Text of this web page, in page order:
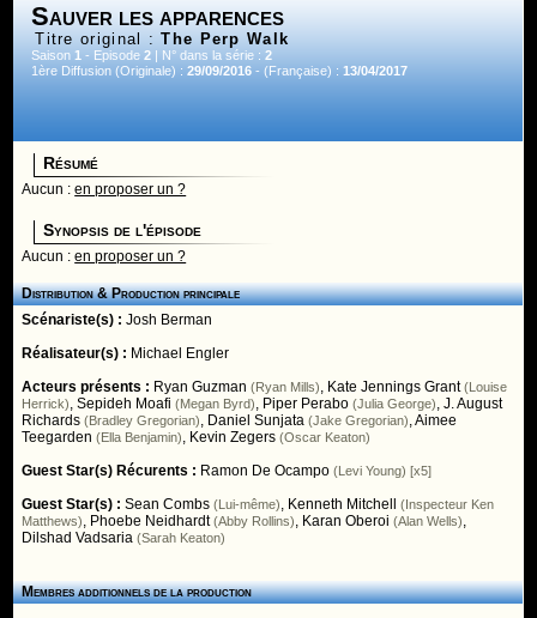
Sauver les apparences
Titre original :The Perp Walk
Saison1 - Episode2 | N° dans la série :2
1ère Diffusion (Originale) :29/09/2016 - (Française) :13/04/2017
Résumé
Aucun :en proposer un ?
Synopsis de l'épisode
Aucun :en proposer un ?
Distribution & Production principale
Scénariste(s) :Josh Berman
Réalisateur(s) : Michael Engler
Acteurs présents : Ryan Guzman (Ryan Mills), Kate Jennings Grant (Louise
Herrick),Sepideh Moafi (Megan Byrd), Piper Perabo (Julia George),J. August
Richards (Bradley Gregorian), Daniel Sunjata (Jake Gregorian),Aimee
Teegarden (Ella Benjamin), Kevin Zegers (Oscar Keaton)
Guest Star(s) Récurents : Ramon De Ocampo (Levi Young) [x5]
Guest Star(s) :Sean Combs (Lui-même), Kenneth Mitchell
(Inspecteur Ken
Matthews), Phoebe Neidhardt (Abby Rollins), Karan Oberoi (Alan Wells),
Dilshad Vadsaria (Sarah Keaton)
Membres additionnels de la production